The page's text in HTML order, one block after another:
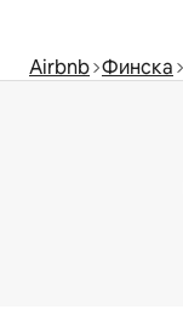
Airbnb Финска